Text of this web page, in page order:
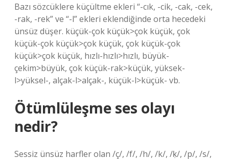
Bazı sözcüklere küçültme ekleri “-cık, -cik, -cak, -cek,
-rak, -rek” ve “-l” ekleri eklendiğinde orta hecedeki
ünsüz düşer. küçük-çok küçük>çok küçük, çok
küçük-çok küçük>çok küçük, çok küçük-çok
küçük>çok küçük, hızlı-hızlı>hızlı, büyük-
çekim>büyük, çok küçük-rak>küçük, yüksek-
l>yüksel-, alçak-l>alçak-, küçük-l>küçük- vb.
Ötümlüleşme ses olayı
nedir?
Sessiz ünsüz harfler olan /ç/, /f/, /h/, /k/, /ḳ/, /p/, /s/,